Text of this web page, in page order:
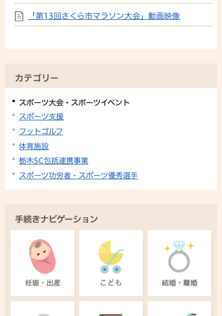
「第13回さくら市マラソン大会」動画映像
カテゴリー
スポーツ大会・スポーツイベント
スポーツ支援
フットゴルフ
体育施設
栃木SC包括連携事業
スポーツ功労者・スポーツ優秀選手
手続きナビゲーション